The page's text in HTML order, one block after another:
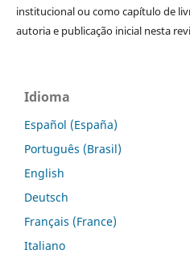
institucional ou como capítulo de
autoria e publicação inicial nesta
Idioma
Español (España)
Português (Brasil)
English
Deutsch
Français (France)
Italiano